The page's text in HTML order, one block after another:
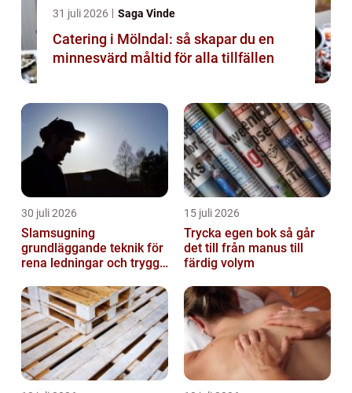
31 juli 2026 Saga Vinde
Catering i Mölndal: så skapar du en
minnesvärd måltid för alla tillfällen
30 juli 2026
Slamsugning
grundläggande teknik för
rena ledningar och trygg
15 juli 2026
Trycka egen bok så går
det till från manus till
färdig volym